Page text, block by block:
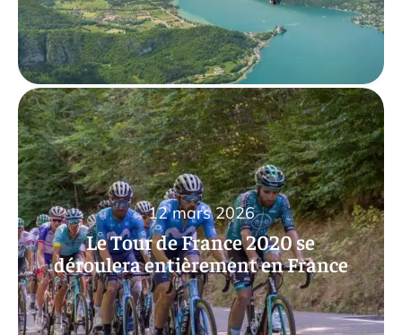
Le Tour de France 2020 se
déroulera entièrement en France
12 mars 2026